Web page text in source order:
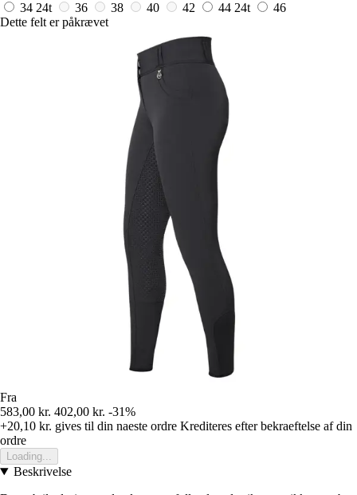
34 24t 36 38 40 42 44 24t
46
Dette felt er påkrævet
Fra
583,00 kr. 402,00 kr. -31%
+20,10 kr. gives til din naeste ordre Krediteres efter bekraeftelse af din
ordre
Loading...
Beskrivelse